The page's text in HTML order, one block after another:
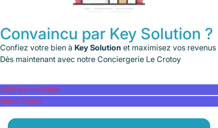
Convaincu par Key Solution ?
Confiez votre bien à Key Solution et maximisez vos revenus
Dès maintenant avec notre Conciergerie Le Crotoy
Confier mon bien
Nous Suivre